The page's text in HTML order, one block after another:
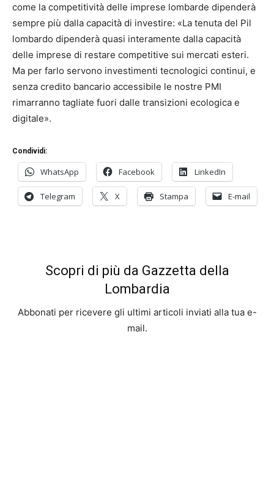
come la competitività delle imprese lombarde dipenderà
sempre più dalla capacità di investire: «La tenuta del Pil
lombardo dipenderà quasi interamente dalla capacità
delle imprese di restare competitive sui mercati esteri.
Ma per farlo servono investimenti tecnologici continui, e
senza credito bancario accessibile le nostre PMI
rimarranno tagliate fuori dalle transizioni ecologica e
digitale».
Condividi:
WhatsApp Facebook LinkedIn
Telegram X Stampa E-mail
Scopri di più da Gazzetta della
Lombardia
Abbonati per ricevere gli ultimi articoli inviati alla tua e-
mail.